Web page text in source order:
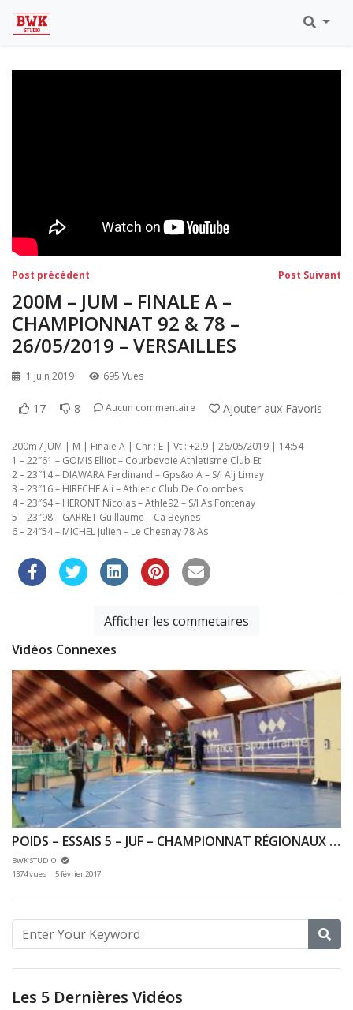
Eaubonne 2019
Navigation
de
l’article
Post précédent Post Suivant
200M – JUM – FINALE A –
CHAMPIONNAT 92 & 78 –
26/05/2019 – VERSAILLES
1 juin 2019 695 Vues
17 8 Aucun commentaire Ajouter aux Favoris
200m / JUM | M | Finale A | Chr : E | Vt : +2.9 | 26/05/2019 | 14:54
1 – 22″61 – GOMIS Elliot – Courbevoie Athletisme Club Et
2 – 23″14 – DIAWARA Ferdinand – Gps&o A – S/l Alj Limay
3 – 23″16 – HIRECHE Ali – Athletic Club De Colombes
4 – 23″64 – HERONT Nicolas – Athle92 – S/l As Fontenay
5 – 23″98 – GARRET Guillaume – Ca Beynes
6 – 24″54 – MICHEL Julien – Le Chesnay 78 As
Afficher les commetaires
Vidéos Connexes
POIDS – ESSAIS 5 – JUF – CHAMPIONNAT RÉGIONAUX INDOOR 15/01/2017 – INSEP
BWK STUDIO
1374 vues
5 février 2017
Les 5 Dernières Vidéos